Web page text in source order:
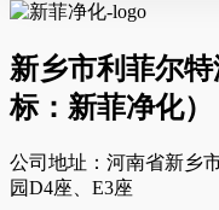
新乡市利菲尔
标：新菲净化）
公司地址：河南省新乡
园D4座、E3座